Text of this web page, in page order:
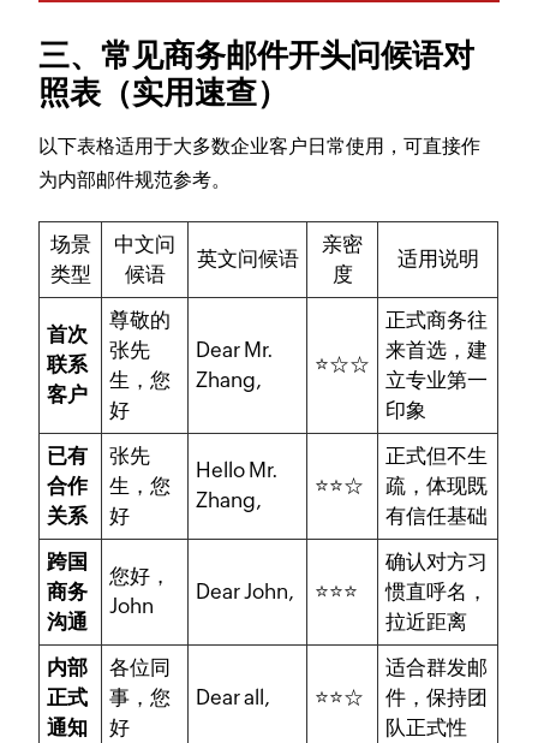
三、常见商务邮件开头问候语对
照表（实用速查）
以下表格适用于大多数企业客户日常使用，可直接作
为内部邮件规范参考。
场景
类型
中文问
候语
英文问候语
亲密
度
适用说明
首次
联系
客户
尊敬的
张先
生，您
好
Dear Mr.
Zhang,
⭐☆☆
正式商务往
来首选，建
立专业第一
印象
已有
合作
关系
张先
生，您
好
Hello Mr.
Zhang,
⭐⭐☆
正式但不生
疏，体现既
有信任基础
跨国
商务
沟通
您好，
John
Dear John, ⭐⭐⭐
确认对方习
惯直呼名，
拉近距离
内部
正式
通知
各位同
事，您
好
Dear all, ⭐⭐☆
适合群发邮
件，保持团
队正式性